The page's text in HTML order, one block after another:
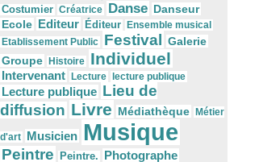
Costumier Créatrice Danse Danseur
Ecole Editeur Éditeur
Ensemble musical
Etablissement Public Festival Galerie
Groupe
Histoire Individuel
Intervenant Lecture lecture publique
Lecture publique Lieu de
diffusion Livre Médiathèque Métier
d'art Musicien Musique
Peintre Peintre. Photographe